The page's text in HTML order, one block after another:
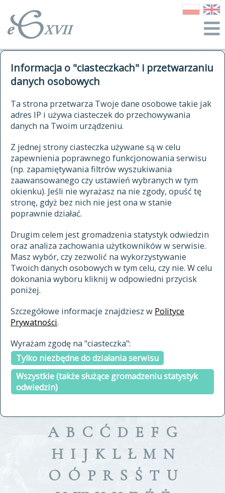
Informacja o "ciasteczkach" i przetwarzaniu
danych osobowych
Ta strona przetwarza Twoje dane osobowe takie jak
adres IP i używa ciasteczek do przechowywania
danych na Twoim urządzeniu.
Z jednej strony ciasteczka używane są w celu
zapewnienia poprawnego funkcjonowania serwisu
(np. zapamiętywania filtrów wyszukiwania
zaawansowanego czy ustawień wybranych w tym
okienku). Jeśli nie wyrażasz na nie zgody, opuść tę
stronę, gdyż bez nich nie jest ona w stanie
poprawnie działać.
Drugim celem jest gromadzenia statystyk odwiedzin
oraz analiza zachowania użytkowników w serwisie.
Masz wybór, czy zezwolić na wykorzystywanie
Twoich danych osobowych w tym celu, czy nie. W celu
dokonania wyboru kliknij w odpowiedni przycisk
poniżej.
Szczegółowe informacje znajdziesz w Polityce
Prywatności.
Wyrażam zgodę na "ciasteczka":
Tylko niezbędne do działania serwisu
Wszystkie (także służące gromadzeniu statystyk
odwiedzin)
autorzy Słownika
historia
publikacje
źródła
autorzy tekstów źródłowych
zasady opracowania
statystyki
najnowsze hasła
ostatnio zmodyfikowane hasła
materiały archiwalne
cytowanie
kontakt
kwerendy
jak cytować Słownik
ELEKTRONICZNY SŁOWNIK
JĘZYKA POLSKIEGO
XVII I XVIII WIEKU
znajdź hasła
zaczynające się od
indeksie
a fronte
a tergo
A B C Ć D E F G
H I J K L Ł M N
O Ó P R S Ś T U